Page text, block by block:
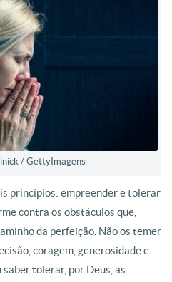
/ GettyImagens
princípios: empreender e tolerar
contra os obstáculos que,
da perfeição. Não os temer
coragem, generosidade e
tolerar, por Deus, as